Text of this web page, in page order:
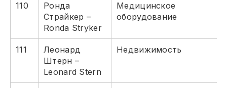
110
Ронда
Страйкер –
Ronda Stryker
Медицинское
оборудование
111
Леонард
Штерн –
Leonard Stern
Недвижимость